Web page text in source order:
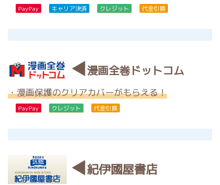
PayPay キャリア決済 クレジット 代金引換
◀漫画全巻ドットコム
・漫画保護のクリアカバーがもらえる！
PayPay クレジット 代金引換
◀紀伊國屋書店